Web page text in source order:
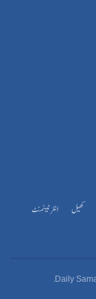
کھیل
انٹرٹینمنٹ